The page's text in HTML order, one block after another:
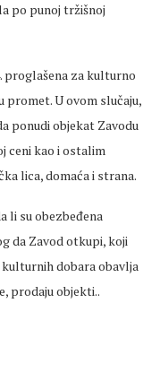
po punoj tržišnoj
proglašena za kulturno
promet. U ovom slučaju,
ponudi objekat Zavodu
cenikao i ostalim
lica, domaća i strana.
li su obezbeđena
da Zavod otkupi, koji
kulturnih dobara obavlja
prodaju objekti..